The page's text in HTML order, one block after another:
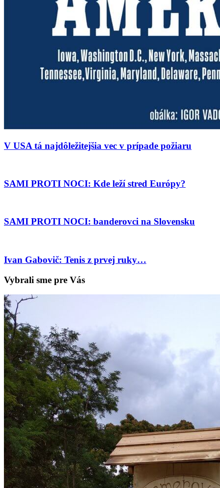
V USA tá najdôležitejšia vec v prípade požiaru
SAMI PROTI NOCI: Kde leží stred Európy?
SAMI PROTI NOCI: banderovci na Slovensku
Ivan Gabovič: Tenis z prvej ruky…
Vybrali sme pre Vás